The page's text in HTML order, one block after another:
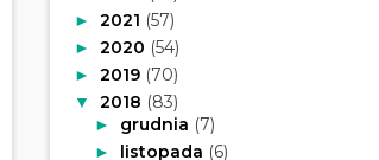
► 2021 (57)
► 2020 (54)
► 2019 (70)
▼ 2018 (83)
► grudnia (7)
► listopada (6)